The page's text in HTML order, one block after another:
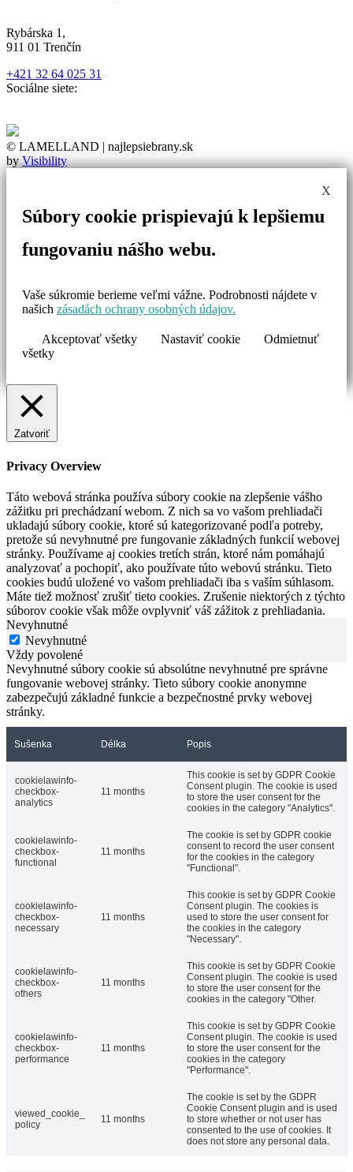
Rybárska 1,
911 01 Trenčín
+421 32 64 025 31
Sociálne siete:
© LAMELLAND | najlepsiebrany.sk
byVisibility
X
Súbory cookie prispievajú k lepšiemu
fungovaniu nášho webu.
Vaše súkromie berieme veľmi vážne. Podrobnosti nájdete v
našich zásadách ochrany osobných údajov.
Akceptovať všetky Nastaviť cookie
Odmietnuť
všetky
Zatvoriť
Privacy Overview
Táto webová stránka používa súbory cookie na zlepšenie vášho
zážitku pri prechádzaní webom. Z nich sa vo vašom prehliadači
ukladajú súbory cookie, ktoré sú kategorizované podľa potreby,
pretože sú nevyhnutné pre fungovanie základných funkcií webovej
stránky. Používame aj cookies tretích strán, ktoré nám pomáhajú
analyzovať a pochopiť, ako používate túto webovú stránku. Tieto
cookies budú uložené vo vašom prehliadači iba s vaším súhlasom.
Máte tiež možnosť zrušiť tieto cookies. Zrušenie niektorých z týchto
súborov cookie však môže ovplyvniť váš zážitok z prehliadania.
Nevyhnutné
Nevyhnutné
Vždy povolené
Nevyhnutné súbory cookie sú absolútne nevyhnutné pre správne
fungovanie webovej stránky. Tieto súbory cookie anonymne
zabezpečujú základné funkcie a bezpečnostné prvky webovej
stránky.
Sušenka Délka Popis
cookielawinfo-
checkbox-
analytics
11 months
This cookie is set by GDPR Cookie
Consent plugin. The cookie is used
to store the user consent for the
cookies in the category "Analytics".
cookielawinfo-
checkbox-
functional
11 months
The cookie is set by GDPR cookie
consent to record the user consent
for the cookies in the category
"Functional".
cookielawinfo-
checkbox-
necessary
11 months
This cookie is set by GDPR Cookie
Consent plugin. The cookies is
used to store the user consent for
the cookies in the category
"Necessary".
cookielawinfo-
checkbox-
others
11 months
This cookie is set by GDPR Cookie
Consent plugin. The cookie is used
to store the user consent for the
cookies in the category "Other.
cookielawinfo-
checkbox-
performance
11 months
This cookie is set by GDPR Cookie
Consent plugin. The cookie is used
to store the user consent for the
cookies in the category
"Performance".
viewed_cookie_
policy
11 months
The cookie is set by the GDPR
Cookie Consent plugin and is used
to store whether or not user has
consented to the use of cookies. It
does not store any personal data.